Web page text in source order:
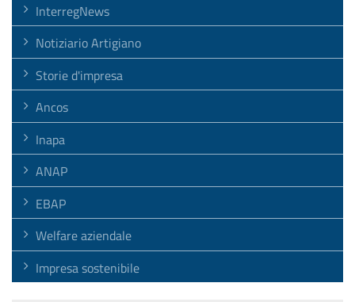
InterregNews
Notiziario Artigiano
Storie d'impresa
Ancos
Inapa
ANAP
EBAP
Welfare aziendale
Impresa sostenibile